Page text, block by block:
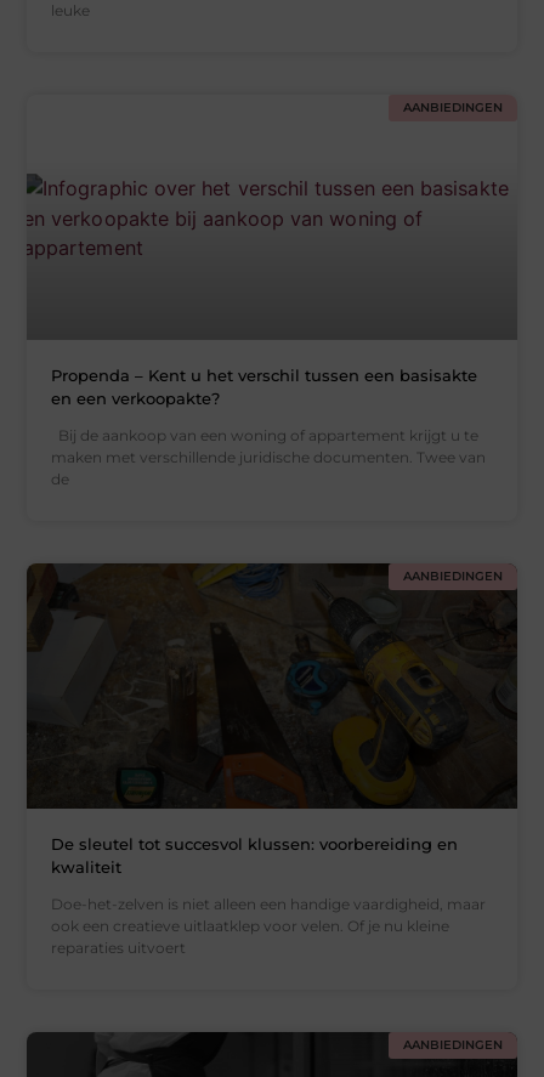
leuke
AANBIEDINGEN
Propenda – Kent u het verschil tussen een basisakte
en een verkoopakte?
Bij de aankoop van een woning of appartement krijgt u te
maken met verschillende juridische documenten. Twee van
de
AANBIEDINGEN
De sleutel tot succesvol klussen: voorbereiding en
kwaliteit
Doe-het-zelven is niet alleen een handige vaardigheid, maar
ook een creatieve uitlaatklep voor velen. Of je nu kleine
reparaties uitvoert
AANBIEDINGEN